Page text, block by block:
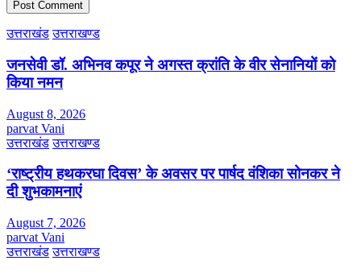
उत्तराखंड उत्तराखण्ड
जनसेवी डॉ. अभिनव कपूर ने अगस्त क्रांति के वीर सेनानियों को
किया नमन
August 8, 2026
parvat Vani
उत्तराखंड उत्तराखण्ड
‘राष्ट्रीय हथकरघा दिवस’ के अवसर पर पार्षद वंशिका सोनकर ने
दी शुभकामनाएं
August 7, 2026
parvat Vani
उत्तराखंड उत्तराखण्ड